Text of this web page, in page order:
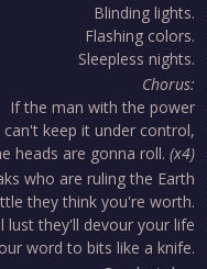
Blinding lights.
Flashing colors.
Sleepless nights.
Chorus:
If the man with the power
can't keep it under control,
heads are gonna roll. (x4)
who are ruling the Earth
they think you're worth.
lust they'll devour your life
word to bits like a knife.